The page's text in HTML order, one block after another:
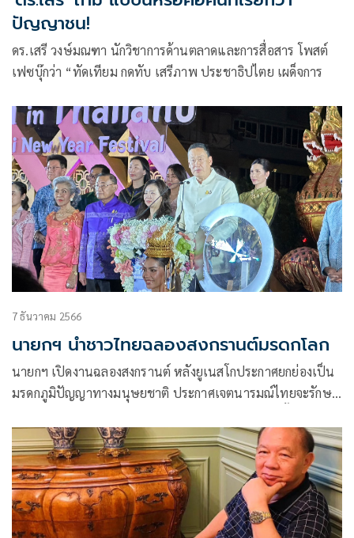
ปัญญาชน!
ดร.เสรี วงษ์มณฑา นักวิชาการด้านตลาดและการสื่อสาร โพสต์
เฟซบุ๊กว่า “ทัดเทียม กดทับ เสรีภาพ ประชาธิปไตย เผด็จการ
7 ธันวาคม 2566
นายกฯ นำชาวไทยฉลองสงกรานต์มรดกโลก
นายกฯ เปิดงานฉลองสงกรานต์ หลังยูเนสโกประกาศยกย่องเป็น
มรดกภูมิปัญญาทางมนุษยชาติ ประกาศเจตนารมณ์ไทยจะรักษา
ขบวนแห่นางสงกรานต์สวยงามตระการตา เผยแพร่วัฒนธรรม
ไทยให้ทั่วโลกรับรูั